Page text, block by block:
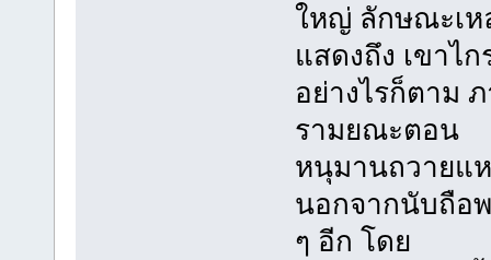
ใหญ่ ลักษณะเห
แสดงถึง เขาไ
อย่างไรก็ตาม
รามยณะตอน
หนุมานถวายแ
นอกจากนับถือ
ๆ อีก โดย